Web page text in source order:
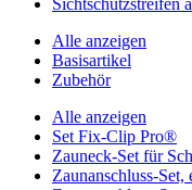
Sichtschutzstreifen
Alle anzeigen
Basisartikel
Zubehör
Alle anzeigen
Set Fix-Clip Pro®
Zauneck-Set für
Zaunanschluss-